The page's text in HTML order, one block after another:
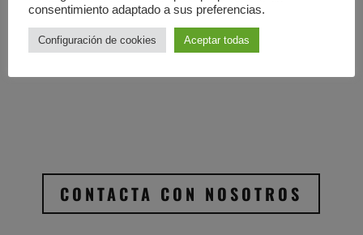
CONTACTA CON NOSOTROS
consentimiento adaptado a sus preferencias.
Configuración de cookies Aceptar todas